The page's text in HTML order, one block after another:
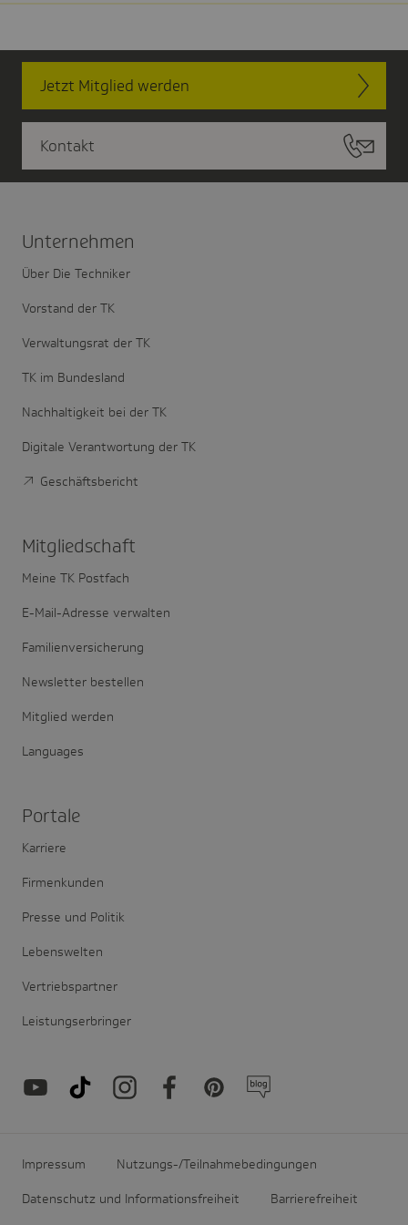
Jetzt Mitglied werden
Kontakt
Unter­nehmen
Über Die Techniker
Vorstand der TK
Verwaltungsrat der TK
TK im Bundesland
Nachhaltigkeit bei der TK
Digitale Verantwortung der TK
Geschäftsbericht
Mitglied­schaft
Meine TK Postfach
E-Mail-Adresse verwalten
Familienversicherung
Newsletter bestellen
Mitglied werden
Languages
Portale
Karriere
Firmenkunden
Presse und Politik
Lebenswelten
Vertriebspartner
Leistungserbringer
Impressum Nutzungs-/Teilnahmebedingungen
Datenschutz und Informationsfreiheit Barrierefreiheit